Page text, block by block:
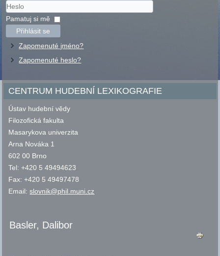
Uživatelské
jméno
Heslo
Pamatuj si mě
Přihlásit se
Zapomenuté jméno?
Zapomenuté heslo?
CENTRUM HUDEBNÍ LEXIKOGRAFIE
Ústav hudební vědy
Filozofická fakulta
Masarykova univerzita
Arna Nováka 1
602 00 Brno
Tel: +420 5 49494623
Fax: +420 5 49497478
Email:slovnik@phil.muni.cz
Basler, Dalibor